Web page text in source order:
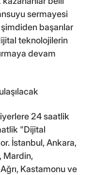
sermayesi
başarılar
teknolojilerin
devam
24 saatlik
"Dijital
İstanbul, Ankara,
Mardin,
Kastamonu ve